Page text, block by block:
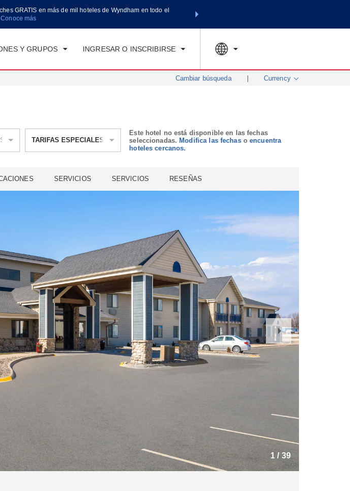
GRATIS en más de mil hoteles de Wyndham en todo el
Conoce más
Agrupa tu hotel, vuelos y mucho más con los Paquetes de
Y GRUPOS INGRESAR O INSCRIBIRSE
2026
TARIFAS ESPECIALES
Cambiar búsqueda Currency
TARIFAS ESPECIALES
Este hotel no está disponible en las fechas
seleccionadas.Modifica las fechasoencuentra
hoteles cercanos.
SERVICIOS SERVICIOS RESEÑAS
1 / 39
Next
Slide